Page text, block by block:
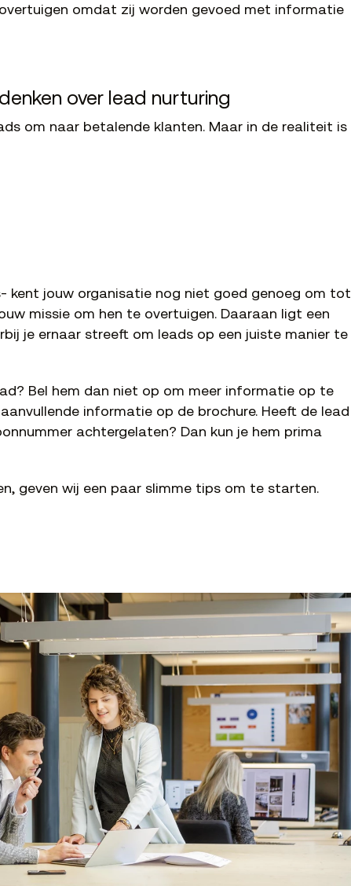
omdat zij worden gevoed met informatie
over lead nurturing
om naar betalende klanten. Maar in de realiteit is
kent jouw organisatie nog niet goed genoeg om tot
missie om hen te overtuigen. Daaraan ligt een
je ernaar streeft om leads op een juiste manier te
Bel hem dan niet op om meer informatie op te
informatie op de brochure. Heeft de lead
achtergelaten? Dan kun je hem prima
geven wij een paar slimme tips om te starten.